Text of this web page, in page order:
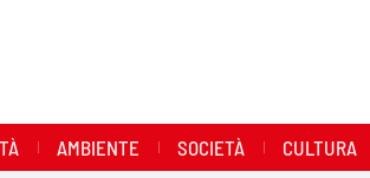
AMBIENTE SOCIETÀ CULTURA